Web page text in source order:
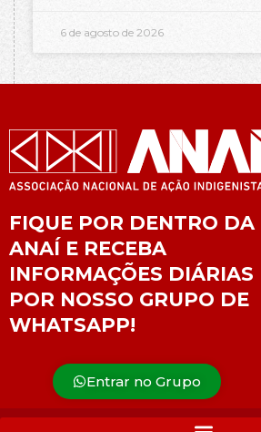
6 de agosto de 2026
FIQUE POR DENTRO DA
ANAÍ E RECEBA
INFORMAÇÕES DIÁRIAS
POR NOSSO GRUPO DE
WHATSAPP!
Entrar no Grupo